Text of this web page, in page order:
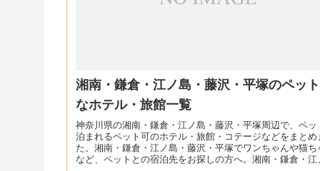
湘南・鎌倉・江ノ島・藤沢・平塚のペッ
なホテル・旅館一覧
神奈川県の湘南・鎌倉・江ノ島・藤沢・平塚周辺で、ペッ
泊まれるペット可のホテル・旅館・コテージなどをまとめ
た。湘南・鎌倉・江ノ島・藤沢・平塚でワンちゃんや猫ち
など、ペットとの宿泊先をお探しの方へ。湘南・鎌倉・江